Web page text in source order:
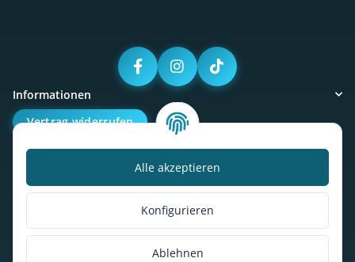
Alle akzeptieren
Konfigurieren
Ablehnen
Informationen
Vertrag widerrufen
Kalorienbedarfsrechner
So findest du uns